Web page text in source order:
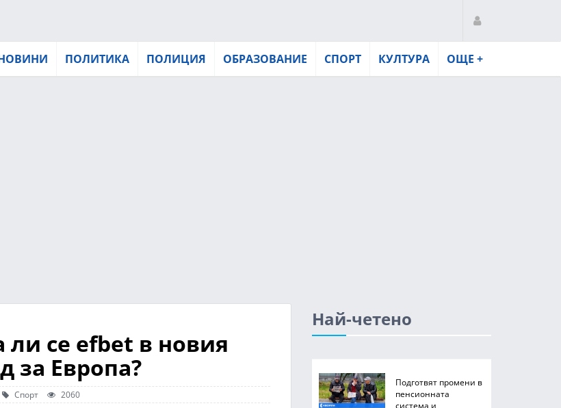
ПОЛИТИКА ПОЛИЦИЯ ОБРАЗОВАНИЕ СПОРТ КУЛТУРА ОЩЕ +
се efbet в новия
за Европа?
Спорт 2060
Най-четено
Подготвят промени в
пенсионната
система и